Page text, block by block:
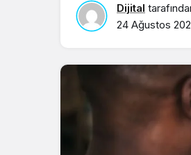
Dijital
24 Ağustos